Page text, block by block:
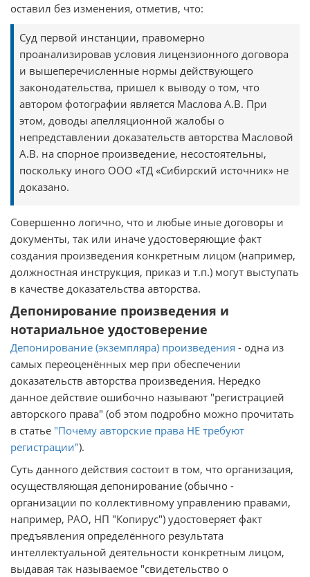
оставил без изменения, отметив, что:
Суд первой инстанции, правомерно
проанализировав условия лицензионного договора
и вышеперечисленные нормы действующего
законодательства, пришел к выводу о том, что
автором фотографии является Маслова А.В. При
этом, доводы апелляционной жалобы о
непредставлении доказательств авторства Масловой
А.В. на спорное произведение, несостоятельны,
поскольку иного ООО «ТД «Сибирский источник» не
доказано.
Совершенно логично, что и любые иные договоры и
документы, так или иначе удостоверяющие факт
создания произведения конкретным лицом (например,
должностная инструкция, приказ и т.п.) могут выступать
в качестве доказательства авторства.
Депонирование произведения и
нотариальное удостоверение
Депонирование (экземпляра) произведения - одна из
самых переоценённых мер при обеспечении
доказательств авторства произведения. Нередко
данное действие ошибочно называют "регистрацией
авторского права" (об этом подробно можно прочитать
в статье "Почему авторские права НЕ требуют
регистрации").
Суть данного действия состоит в том, что организация,
осуществляющая депонирование (обычно -
организации по коллективному управлению правами,
например, РАО, НП "Копирус") удостоверяет факт
предъявления определённого результата
интеллектуальной деятельности конкретным лицом,
выдавая так называемое "свидетельство о